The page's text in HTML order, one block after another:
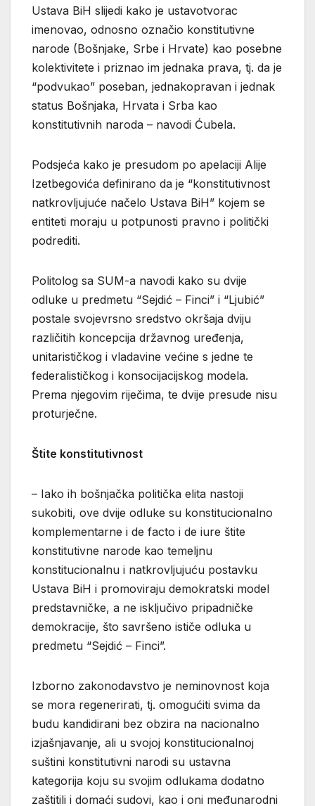
Ustava BiH slijedi kako je ustavotvorac
imenovao, odnosno označio konstitutivne
narode (Bošnjake, Srbe i Hrvate) kao posebne
kolektivitete i priznao im jednaka prava, tj. da je
“podvukao” poseban, jednakopravan i jednak
status Bošnjaka, Hrvata i Srba kao
konstitutivnih naroda – navodi Ćubela.
Podsjeća kako je presudom po apelaciji Alije
Izetbegovića definirano da je “konstitutivnost
natkrovljujuće načelo Ustava BiH” kojem se
entiteti moraju u potpunosti pravno i politički
podrediti.
Politolog sa SUM-a navodi kako su dvije
odluke u predmetu “Sejdić – Finci” i “Ljubić”
postale svojevrsno sredstvo okršaja dviju
različitih koncepcija državnog uređenja,
unitarističkog i vladavine većine s jedne te
federalističkog i konsocijacijskog modela.
Prema njegovim riječima, te dvije presude nisu
proturječne.
Štite konstitutivnost
– Iako ih bošnjačka politička elita nastoji
sukobiti, ove dvije odluke su konstitucionalno
komplementarne i de facto i de iure štite
konstitutivne narode kao temeljnu
konstitucionalnu i natkrovljujuću postavku
Ustava BiH i promoviraju demokratski model
predstavničke, a ne isključivo pripadničke
demokracije, što savršeno ističe odluka u
predmetu “Sejdić – Finci”.
Izborno zakonodavstvo je neminovnost koja
se mora regenerirati, tj. omogućiti svima da
budu kandidirani bez obzira na nacionalno
izjašnjavanje, ali u svojoj konstitucionalnoj
suštini konstitutivni narodi su ustavna
kategorija koju su svojim odlukama dodatno
zaštitili i domaći sudovi, kao i oni međunarodni